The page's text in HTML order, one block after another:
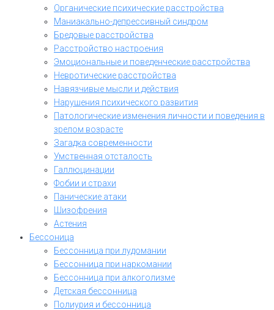
Органические психические расстройства
Маниакально-депрессивный синдром
Бредовые расстройства
Расстройство настроения
Эмоциональные и поведенческие расстройства
Невротические расстройства
Навязчивые мысли и действия
Нарушения психического развития
Патологические изменения личности и поведения в
зрелом возрасте
Загадка современности
Умственная отсталость
Галлюцинации
Фобии и страхи
Панические атаки
Шизофрения
Астения
Бессоница
Бессонница при лудомании
Бессонница при наркомании
Бессонница при алкоголизме
Детская бессонница
Полиурия и бессонница